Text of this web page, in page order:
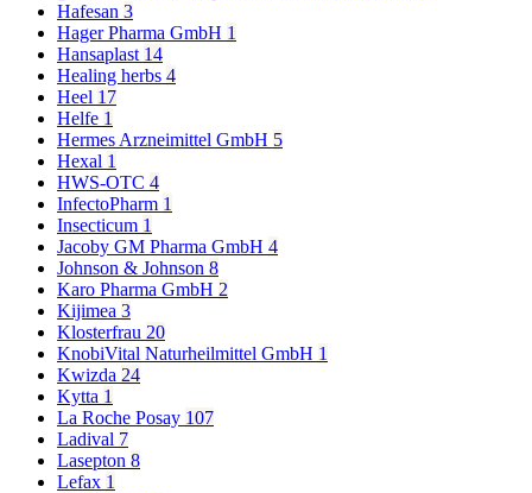
Hafesan 3
Hager Pharma GmbH 1
Hansaplast 14
Healing herbs 4
Heel 17
Helfe 1
Hermes Arzneimittel GmbH 5
Hexal 1
HWS-OTC 4
InfectoPharm 1
Insecticum 1
Jacoby GM Pharma GmbH 4
Johnson & Johnson 8
Karo Pharma GmbH 2
Kijimea 3
Klosterfrau 20
KnobiVital Naturheilmittel GmbH 1
Kwizda 24
Kytta 1
La Roche Posay 107
Ladival 7
Lasepton 8
Lefax 1